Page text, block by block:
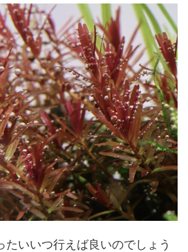
たいいつ行えば良いのでしょう